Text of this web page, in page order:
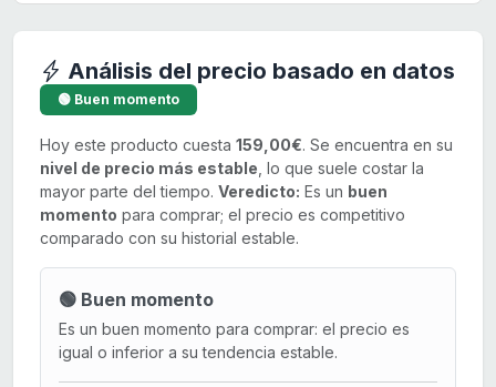
Análisis del precio basado en datos
🟢 Buen momento
Hoy este producto cuesta 159,00€. Se encuentra en su
nivel de precio más estable , lo que suele costar la
mayor parte del tiempo. Veredicto: Es un buen
momento para comprar; el precio es competitivo
comparado con su historial estable.
🟢 Buen momento
Es un buen momento para comprar: el precio es
igual o inferior a su tendencia estable.